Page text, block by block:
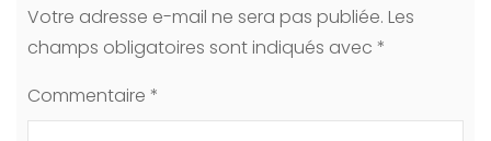
Votre adresse e-mail ne sera pas publiée. Les
champs obligatoires sont indiqués avec *
Commentaire *